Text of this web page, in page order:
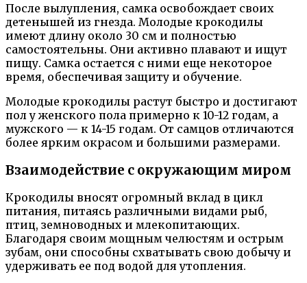
После вылупления, самка освобождает своих
детенышей из гнезда. Молодые крокодилы
имеют длину около 30 см и полностью
самостоятельны. Они активно плавают и ищут
пищу. Самка остается с ними еще некоторое
время, обеспечивая защиту и обучение.
Молодые крокодилы растут быстро и достигают
пол у женского пола примерно к 10-12 годам, а
мужского — к 14-15 годам. От самцов отличаются
более ярким окрасом и большими размерами.
Взаимодействие с окружающим миром
Крокодилы вносят огромный вклад в цикл
питания, питаясь различными видами рыб,
птиц, земноводных и млекопитающих.
Благодаря своим мощным челюстям и острым
зубам, они способны схватывать свою добычу и
удерживать ее под водой для утопления.